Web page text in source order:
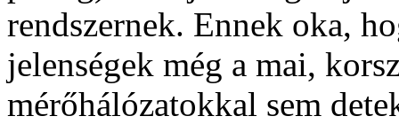
rendszernek. Ennek oka,
jelenségek még a mai,
mérőhálózatokkal sem